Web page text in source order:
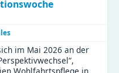
im Mai 2026 an der